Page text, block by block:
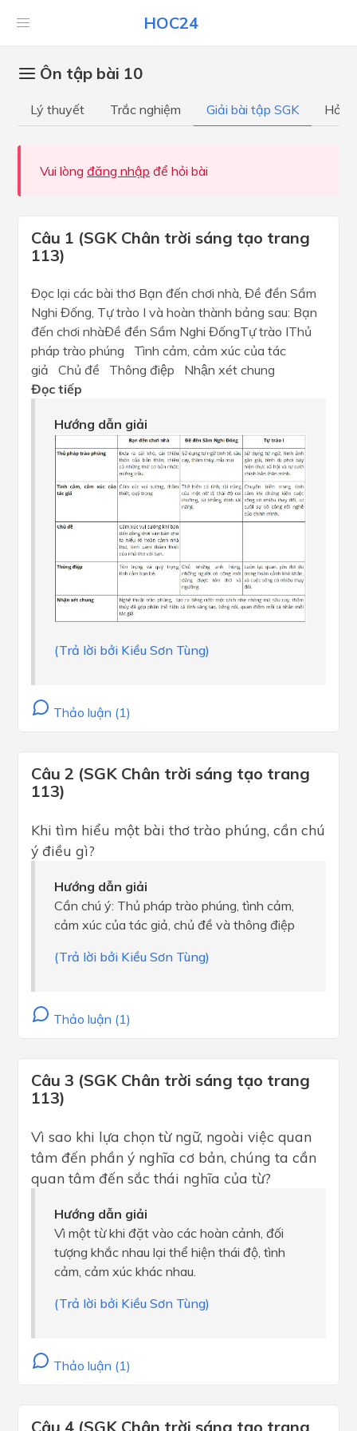
HOC24
Ôn tập bài 10
Lý thuyết Trắc nghiệm Giải bài tập SGK Hỏi
Vui lòng đăng nhập để hỏi bài
Câu 1 (SGK Chân trời sáng tạo trang
113)
Đọc lại các bài thơ Bạn đến chơi nhà, Đề đền Sầm
Nghi Đống, Tự trào I và hoàn thành bảng sau: Bạn
đến chơi nhàĐề đền Sầm Nghi ĐốngTự trào IThủ
pháp trào phúng Tình cảm, cảm xúc của tác
giả Chủ đề Thông điệp Nhận xét chung
Đọc tiếp
Hướng dẫn giải
(Trả lời bởi Kiều Sơn Tùng)
Thảo luận (1)
Câu 2 (SGK Chân trời sáng tạo trang
113)
Khi tìm hiểu một bài thơ trào phúng, cần chú
ý điều gì?
Hướng dẫn giải
Cần chú ý: Thủ pháp trào phúng, tình cảm,
cảm xúc của tác giả, chủ đề và thông điệp
(Trả lời bởi Kiều Sơn Tùng)
Thảo luận (1)
Câu 3 (SGK Chân trời sáng tạo trang
113)
Vì sao khi lựa chọn từ ngữ, ngoài việc quan
tâm đến phần ý nghĩa cơ bản, chúng ta cần
quan tâm đến sắc thái nghĩa của từ?
Hướng dẫn giải
Vì một từ khi đặt vào các hoàn cảnh, đối
tượng khắc nhau lại thể hiện thái độ, tình
cảm, cảm xúc khác nhau.
(Trả lời bởi Kiều Sơn Tùng)
Thảo luận (1)
Câu 4 (SGK Chân trời sáng tạo trang